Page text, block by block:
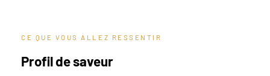
CE QUE VOUS ALLEZ RESSENTIR
Profil de saveur